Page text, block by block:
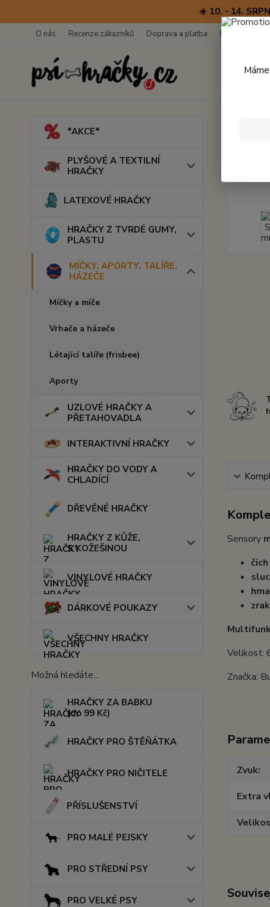
☀️ 10. - 14.
O nás Recenze zákazníků Doprava a platba Kontakty
*AKCE*
PLYŠOVÉ A TEXTILNÍ
HRAČKY
LATEXOVÉ HRAČKY
HRAČKY Z TVRDÉ GUMY,
PLASTU
MÍČKY, APORTY, TALÍŘE,
HÁZEČE
Míčky a míče
Vrhače a házeče
Létající talíře (frisbee)
Aporty
UZLOVÉ HRAČKY A
PŘETAHOVADLA
INTERAKTIVNÍ HRAČKY
HRAČKY DO VODY A
CHLADÍCÍ
DŘEVĚNÉ HRAČKY
HRAČKY Z KŮŽE,
S KOŽEŠINOU
VINYLOVÉ HRAČKY
DÁRKOVÉ POUKAZY
VŠECHNY HRAČKY
Možná hledáte...
HRAČKY ZA BABKU
(do 99 Kč)
HRAČKY PRO ŠTĚŇÁTKA
HRAČKY PRO NIČITELE
PŘÍSLUŠENSTVÍ
PRO MALÉ PEJSKY
PRO STŘEDNÍ PSY
PRO VELKÉ PSY
Sensory
čich
zrak
Velikost:
Značka:
Zvuk
Extra